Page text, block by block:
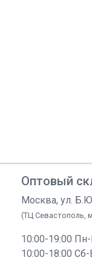
Оптовый
Москва, ул.
(ТЦ Севастополь,
10:00-19:00
10:00-18:00 Сб-